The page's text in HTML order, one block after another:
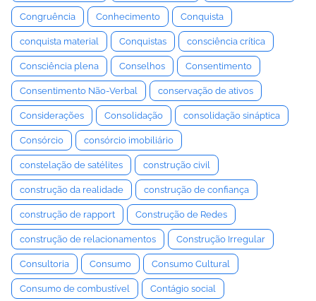
Congruência Conhecimento Conquista
conquista material Conquistas consciência crítica
Consciência plena Conselhos Consentimento
Consentimento Não-Verbal conservação de ativos
Considerações Consolidação consolidação sináptica
Consórcio consórcio imobiliário
constelação de satélites construção civil
construção da realidade construção de confiança
construção de rapport Construção de Redes
construção de relacionamentos Construção Irregular
Consultoria Consumo Consumo Cultural
Consumo de combustível Contágio social